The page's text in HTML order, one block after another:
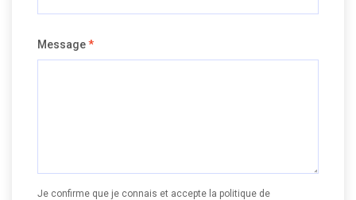
Message*
Je confirme que je connais et accepte la politique de